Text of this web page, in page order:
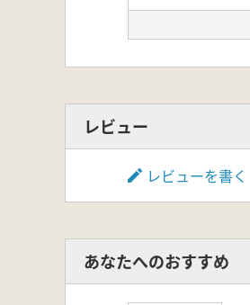
レビュー
レビューを書く
あなたへのおすすめ